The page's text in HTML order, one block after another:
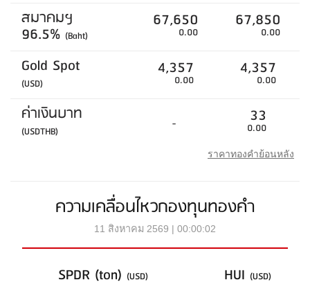
สมาคมฯ
96.5% (Baht)
67,650
0.00
67,850
0.00
Gold Spot
(USD)
4,357
0.00
4,357
0.00
ค่าเงินบาท
(USDTHB) - 33
0.00
ราคาทองคำย้อนหลัง
ความเคลื่อนไหวกองทุนทองคำ
11 สิงหาคม 2569 | 00:00:02
SPDR (ton) (USD) HUI (USD)